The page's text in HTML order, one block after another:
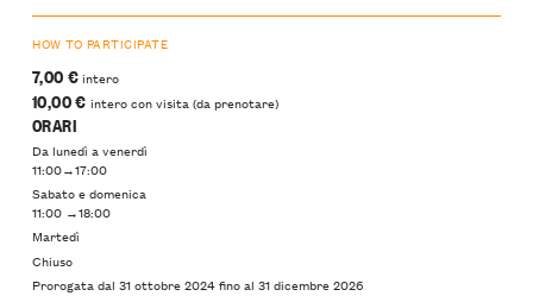
HOW TO PARTICIPATE
7,00 €intero
10,00 € intero con visita (da prenotare)
ORARI
Da lunedì a venerdì
11:00→17:00
Sabato e domenica
11:00 →18:00
Martedì
Chiuso
Prorogata dal 31 ottobre 2024 fino al 31 dicembre 2026